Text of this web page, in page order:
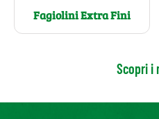
Fagiolini Extra Fini
Scopri i